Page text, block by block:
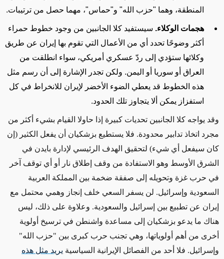
المنطقة، وهما "حزب الله" و"حماس"، مهما حصل من ترتيبات.
هجمات الوكلاء. سيستفيد كلا الجانبين من وجود خطوط حمراء
أكثر وضوحًا تحدد أي من الأعمال التي تقوم بها إيران عن طريق
وكلائها ستؤدي إلى ردّ عسكري أمريكي، سواء انطلقت من
العراق أو سوريا أو اليمن. ولكن تجدر الإشارة إلى أن رسم مثل
هذه الخطوط قد يعطي الضوء الأخضر لإيران للانخراط في كل
استفزاز يمكن ألا يتجاوز تلك الحدود.
وقد يواجه كلا الجانبين تحديات كبيرة إذا حاولا القيام بشيء أكثر من
مجرد اتخاذ تدابير محدودة. فلا يستطيع بزشكيان أن يفعل الكثير (إن
كان سيفعل أي شيء) لتحقيق الهدف الرئيسي لإدارة بايدن في
الشرق الأوسط وهو الاستفادة من وقف إطلاق نار أو أي توقف آخر
في حرب غزة وتحويله إلى صفقة ضخمة بين المملكة العربية
السعودية وإسرائيل. لن يسفر السعي خلف إنجاز وهمي محتمل مع
إيران عن تطبيع بين إسرائيل والسعودية. وعلاوة على ذلك، ليس
هناك ما يدعو بزشكيان إلى مساعدة واشنطن في ترسيخ أولوية
أخرى من أهم أولوياتها، وهي تجنب حرب كبرى بين "حزب الله"
وإسرائيل. فلا أحد من الفصائل الإيرانية السياسية يريد مثل هذه